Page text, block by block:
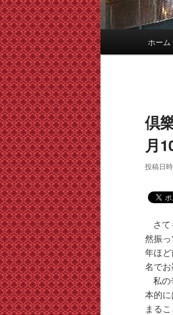
ホーム
倶
月
投稿日
さ
然振
年ほ
名でお
私の
本的
まる